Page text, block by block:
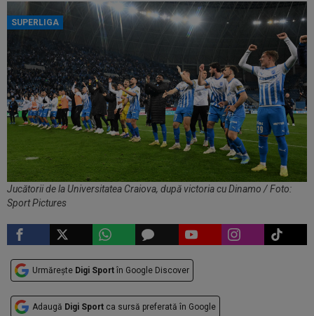
SUPERLIGA
Jucătorii de la Universitatea Craiova, după victoria cu Dinamo / Foto:
Sport Pictures
Urmărește Digi Sport în Google Discover
Adaugă Digi Sport ca sursă preferată în Google